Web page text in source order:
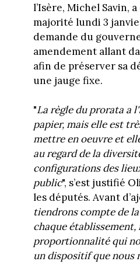
l’Isère, Michel Savin,
majorité lundi 3
demande du
amendement allant
afin de préserver sa
une jauge fixe.
"La règle du prorata a
papier, mais elle est
mettre en oeuvre et
au regard de la
configurations des
public", s’est justifié
les députés. Avant
tiendrons compte de
chaque établissement,
proportionnalité qui
un dispositif que nous